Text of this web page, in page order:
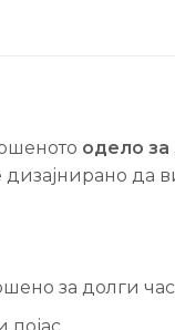
одело
да
за долги